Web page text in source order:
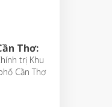
Thơ:
trị Khu
Cần Thơ